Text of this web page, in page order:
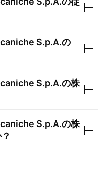
S.p.A.の
S.p.A.の株
S.p.A.の株